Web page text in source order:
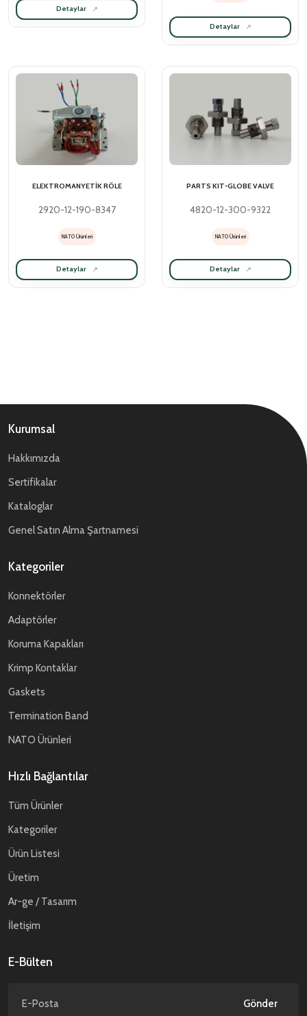
Detaylar
Detaylar
ELEKTROMANYETİK RÖLE
2920-12-190-8347
NATO Ürünleri
Detaylar
PARTS KIT-GLOBE VALVE
4820-12-300-9322
NATO Ürünleri
Detaylar
Kurumsal
Hakkımızda
Sertifikalar
Kataloglar
Genel Satın Alma Şartnamesi
Kategoriler
Konnektörler
Adaptörler
Koruma Kapakları
Krimp Kontaklar
Gaskets
Termination Band
NATO Ürünleri
Hızlı Bağlantılar
Tüm Ürünler
Kategoriler
Ürün Listesi
Üretim
Ar-ge / Tasarım
İletişim
E-Bülten
Gönder